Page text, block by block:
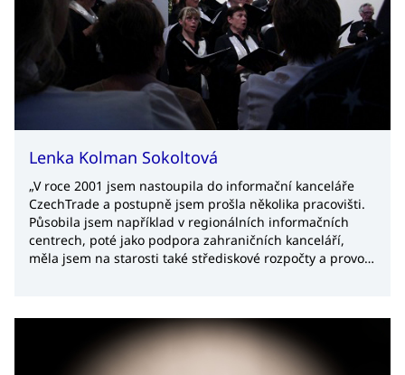
Lenka Kolman Sokoltová
„V roce 2001 jsem nastoupila do informační kanceláře
CzechTrade a postupně jsem prošla několika pracovišti.
Působila jsem například v regionálních informačních
centrech, poté jako podpora zahraničních kanceláří,
měla jsem na starosti také střediskové rozpočty a provoz.
v agentuře mi uteklo neuvěřitelně rychle. Nejspíš to
bude tím, jak pestrá a zodpovědná moje práce je.